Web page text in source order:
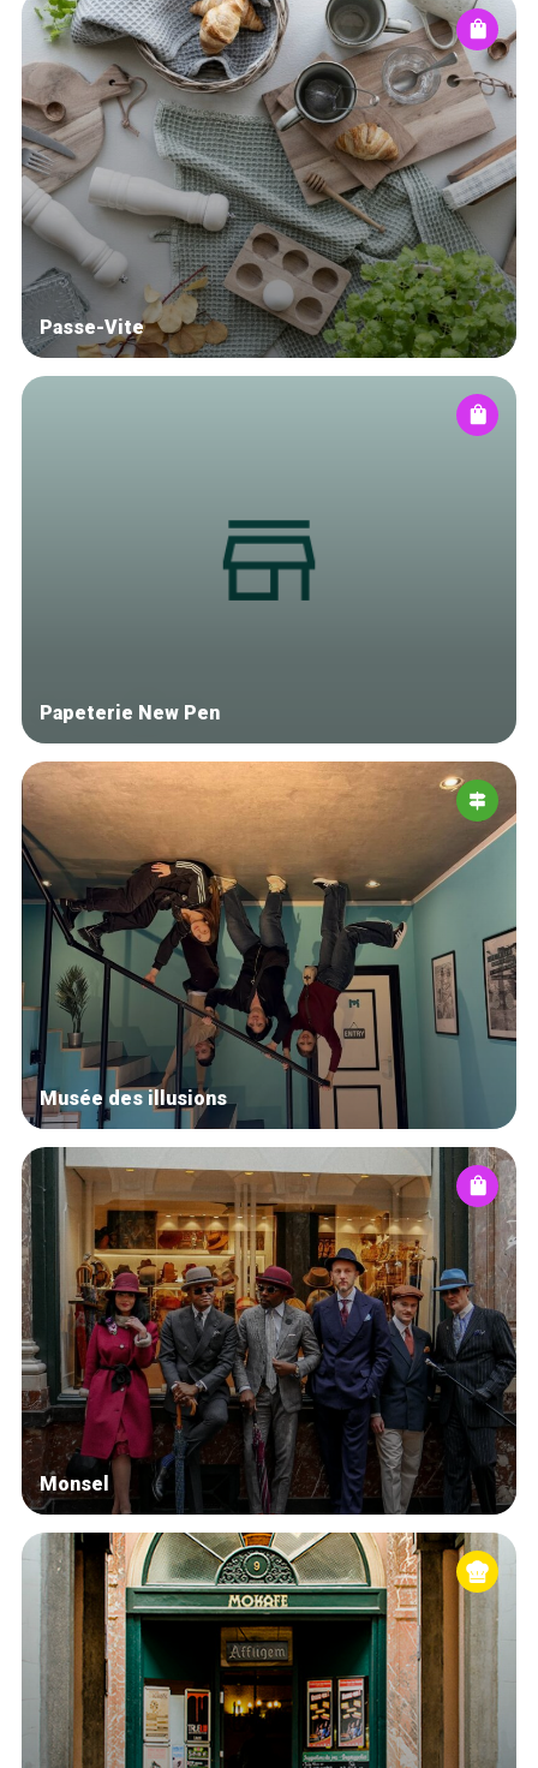
Home
De beste adressen
Blog
Winkelwijken
Tops 10
De ambachtslieden
Over ons
Passe-Vite
Papeterie New Pen
Musée des illusions
Monsel